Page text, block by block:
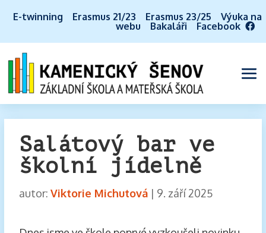
E-twinning Erasmus 21/23 Erasmus 23/25
Výuka na
webu
Bakaláři Facebook
Salátový bar ve
školní jídelně
autor: Viktorie Michutová| 9. září 2025